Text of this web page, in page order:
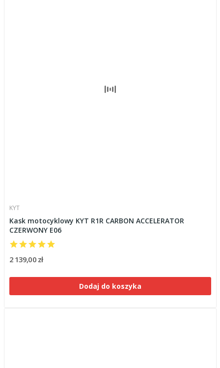
KYT
Kask motocyklowy KYT R1R CARBON ACCELERATOR
CZERWONY E06
2 139,00 zł
Dodaj do koszyka